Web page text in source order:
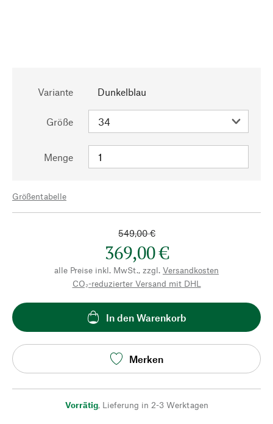
Variante Dunkelblau
Größe
Menge
Größentabelle
549,00 €
369,00 €
alle Preise inkl. MwSt., zzgl. Versandkosten
CO₂-reduzierter Versand mit DHL
In den Warenkorb
Merken
Vorrätig, Lieferung in 2-3 Werktagen